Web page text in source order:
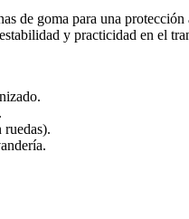
de goma para una
y practicidad en el
ruedas).